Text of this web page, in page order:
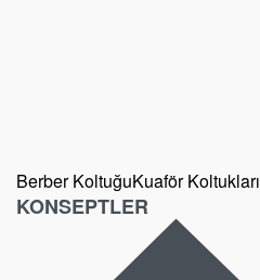
Berber KoltuğuKuaför Koltukları
KONSEPTLER